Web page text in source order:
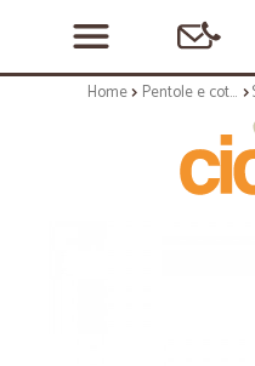
Home Pentole e cottura